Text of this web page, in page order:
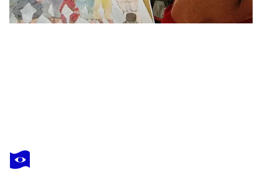
CORINNE
MALFREYT